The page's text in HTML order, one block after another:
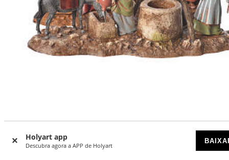
Holyart app
Descubra agora a APP de Holyart
Duas cenas para presépio Moranduzzo com figuras altura
média 10 cm: mulheres junto ao poço e cameleiros